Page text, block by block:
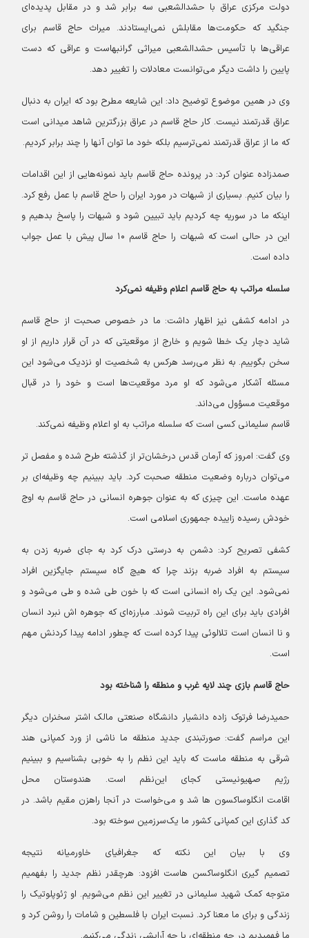
دولت مرکزی عراق با حشدالشعبی سه برابر شد و در مقابل پدیده‌ای
جنگید که حکومت‌ها مقابلش نمی‌ایستادند. میراث حاج قاسم برای
عراقی‌ها با تأسیس حشدالشعبی میراثی گرانبهاست و عراقی که دست
پایین را داشت دیگر می‌توانست معادلات را تغییر دهد.
وی در همین موضوع توضیح داد: این شایعه مطرح بود که ایران به دنبال
عراق قدرتمند نیست. کار حاج قاسم در عراق بزرگترین شاهد میدانی است
که ما از عراق قدرتمند نمی‌ترسیم بلکه خود ما توان آنها را چند برابر کردیم.
صمدزاده عنوان کرد: در پرونده حاج قاسم باید نمونه‌هایی از این اقدامات
را بیان کنیم. بسیاری از شبهات در مورد ایران را حاج قاسم با عمل رفع کرد.
اینکه ما در سوریه چه کردیم باید تبیین شود و شبهات را پاسخ بدهیم و
این در حالی است که شبهات را حاج قاسم ۱۰ سال پیش با عمل جواب
داده است.
سلسله مراتب به حاج قاسم اعلام وظیفه نمی‌کرد
در ادامه کشفی نیز اظهار داشت: ما در خصوص صحبت از حاج قاسم
شاید دچار یک خطا شویم و خارج از موقعیتی که در آن قرار داریم از او
سخن بگوییم. به نظر می‌رسد هرکس به شخصیت او نزدیک می‌شود این
مسئله آشکار می‌شود که او مرد موقعیت‌ها است و خود را در قبال
موقعیت مسؤول می‌داند.
قاسم سلیمانی کسی است که سلسله مراتب به او اعلام وظیفه نمی‌کند.
وی گفت: امروز که آرمان قدس درخشان‌تر از گذشته طرح شده و مفصل تر
می‌توان درباره وضعیت منطقه صحبت کرد. باید ببینیم چه وظیفه‌ای بر
عهده ماست. این چیزی که به عنوان جوهره انسانی در حاج قاسم به اوج
خودش رسیده زاییده جمهوری اسلامی است.
کشفی تصریح کرد: دشمن به درستی درک کرد به جای ضربه زدن به
سیستم به افراد ضربه بزند چرا که هیچ گاه سیستم جایگزین افراد
نمی‌شود. این یک راه انسانی است که با خون طی شده و طی می‌شود و
افرادی باید برای این راه تربیت شوند. مبارزه‌ای که جوهره اش نبرد انسان
و نا انسان است تلالوئی پیدا کرده است که چطور ادامه پیدا کردنش مهم
است.
حاج قاسم بازی چند لایه غرب و منطقه را شناخته بود
حمیدرضا فرتوک زاده دانشیار دانشگاه صنعتی مالک اشتر سخنران دیگر
این مراسم گفت: صورتبندی جدید منطقه ما ناشی از ورد کمپانی هند
شرقی به منطقه ماست که باید این نظم را به خوبی بشناسیم و ببینیم
رژیم صهیونیستی کجای این‌نظم است. هندوستان محل
اقامت انگلوساکسون ها شد و می‌خواست در آنجا راهزن مقیم باشد. در
کد گذاری این کمپانی کشور ما یک‌سرزمین سوخته بود.
وی با بیان این نکته که جغرافیای خاورمیانه نتیجه
تصمیم گیری انگلوساکسن هاست افزود: هرچقدر نظم جدید را بفهمیم
متوجه کمک شهید سلیمانی در تغییر این نظم می‌شویم. او ژئوپلوتیک را
زندگی و برای ما معنا کرد. نسبت ایران با فلسطین و شامات را روشن کرد و